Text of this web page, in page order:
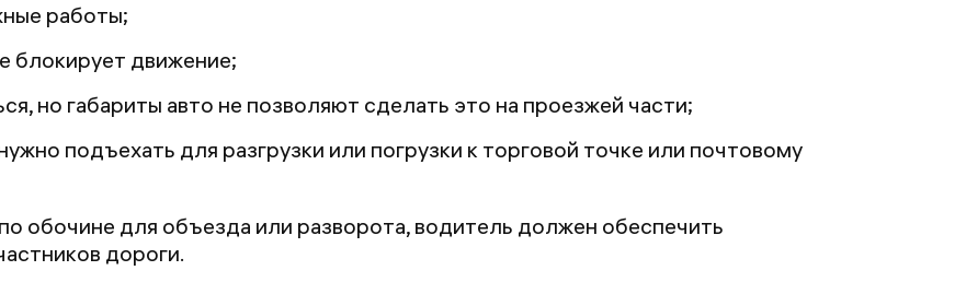
работы;
блокирует движение;
но габариты авто не позволяют сделать это на проезжей части;
подъехать для разгрузки или погрузки к торговой точке или почтовому
обочине для объезда или разворота, водитель должен обеспечить
дороги.